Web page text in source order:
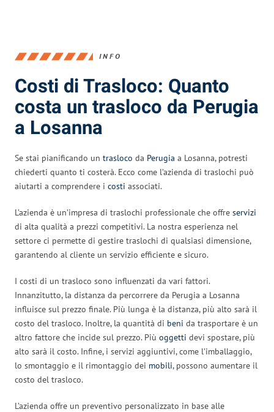
INFO
Costi di Trasloco: Quanto
costa un trasloco da Perugia
a Losanna
Se stai pianificando un trasloco da Perugia a Losanna, potresti
chiederti quanto ti costerà. Ecco come l’azienda di traslochi può
aiutarti a comprendere i costi associati.
L’azienda è un’impresa di traslochi professionale che offre servizi
di alta qualità a prezzi competitivi. La nostra esperienza nel
settore ci permette di gestire traslochi di qualsiasi dimensione,
garantendo al cliente un servizio efficiente e sicuro.
I costi di un trasloco sono influenzati da vari fattori.
Innanzitutto, la distanza da percorrere da Perugia a Losanna
influisce sul prezzo finale. Più lunga è la distanza, più alto sarà il
costo del trasloco. Inoltre, la quantità di beni da trasportare è un
altro fattore che incide sul prezzo. Più oggetti devi spostare, più
alto sarà il costo. Infine, i servizi aggiuntivi, come l’imballaggio,
lo smontaggio e il rimontaggio dei mobili, possono aumentare il
costo del trasloco.
L’azienda offre un preventivo personalizzato in base alle